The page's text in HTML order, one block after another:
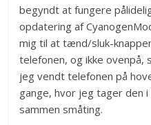
begyndt at fungere
opdatering af
mig til at tænd/sluk-
telefonen, og ikke
jeg vendt telefonen på
gange, hvor jeg tager den
sammen småting.